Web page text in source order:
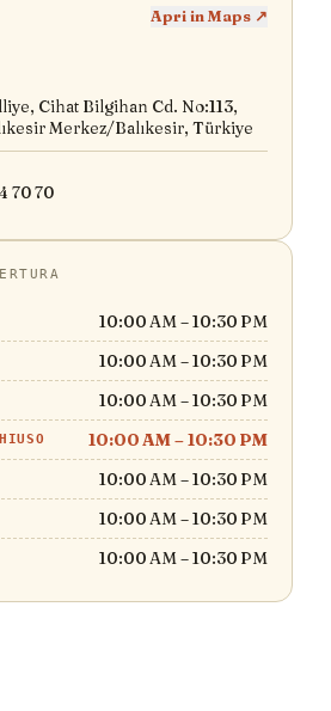
Apri in Maps ↗
Cihat Bilgihan Cd. No:113,
Merkez/Balıkesir, Türkiye
70 70
10:00 AM – 10:30 PM
10:00 AM – 10:30 PM
10:00 AM – 10:30 PM
10:00 AM – 10:30 PM
10:00 AM – 10:30 PM
10:00 AM – 10:30 PM
10:00 AM – 10:30 PM